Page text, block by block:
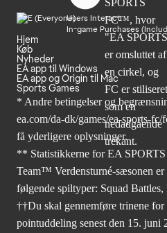
Users Interact
In-game Purchases
Hjem
Køb
Nyheder
EA app til Windows
EA app og Origin til Mac
Sports Games
* Andre betingelser og
ea.com/da-dk/games/ea-sports-
få yderligere oplysninger.
** Statistikkerne for EA
Team™ Verdensturné-sæsonen er
følgende spiltyper: Squad
††Du skal gennemføre trinene
pointuddeling senest den 15. juni